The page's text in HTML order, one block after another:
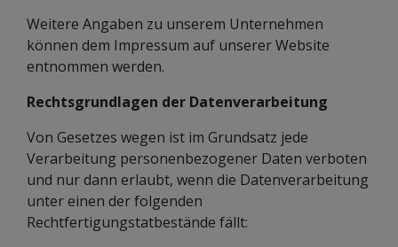
Weitere Angaben zu unserem Unternehmen
können dem Impressum auf unserer Website
entnommen werden.
Rechtsgrundlagen der Datenverarbeitung
Von Gesetzes wegen ist im Grundsatz jede
Verarbeitung personenbezogener Daten verboten
und nur dann erlaubt, wenn die Datenverarbeitung
unter einen der folgenden
Rechtfertigungstatbestände fällt: